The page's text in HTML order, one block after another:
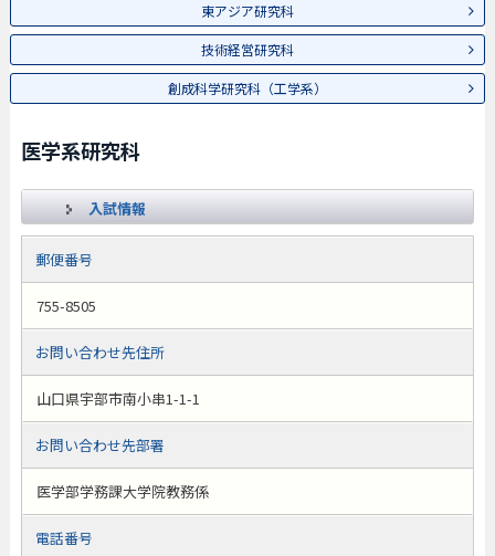
東アジア研究科
技術経営研究科
創成科学研究科（工学系）
医学系研究科
入試情報
郵便番号
755-8505
お問い合わせ先住所
山口県宇部市南小串1-1-1
お問い合わせ先部署
医学部学務課大学院教務係
電話番号